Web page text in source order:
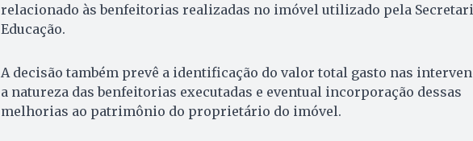
relacionado às benfeitorias realizadas no imóvel utilizado pela
Educação.
A decisão também prevê a identificação do valor total gasto nas
a natureza das benfeitorias executadas e eventual incorporação dessas
melhorias ao patrimônio do proprietário do imóvel.